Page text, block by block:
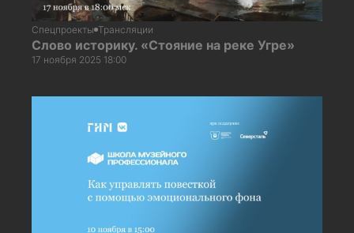
Спецпроекты Трансляции
Слово историку. «Стояние на реке Угре»
17 ноября 2025 18:00